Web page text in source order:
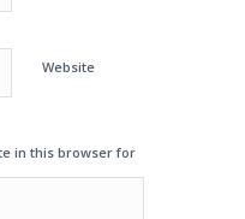
Website
in this browser for